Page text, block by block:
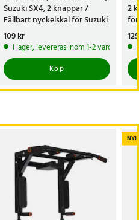
och slitage
kretskort, batteri och chip
Suzuki SX4, 2 knappar /
Fällbart nyckelskal för Suzuki
SX4
Pris:109 kr
109 kr
I lager, levereras inom 1-2 vardagar
Köp
2